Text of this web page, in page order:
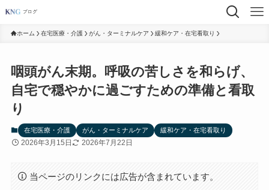
ホーム 在宅医療・介護 がん・ターミナルケア 緩和ケア・在宅看取り
咽頭がん末期。呼吸の苦しさを和らげ、
自宅で穏やかに過ごすための準備と看取
り
在宅医療・介護 がん・ターミナルケア 緩和ケア・在宅看取り
2026年3月15日 2026年7月22日
当ページのリンクには広告が含まれています。